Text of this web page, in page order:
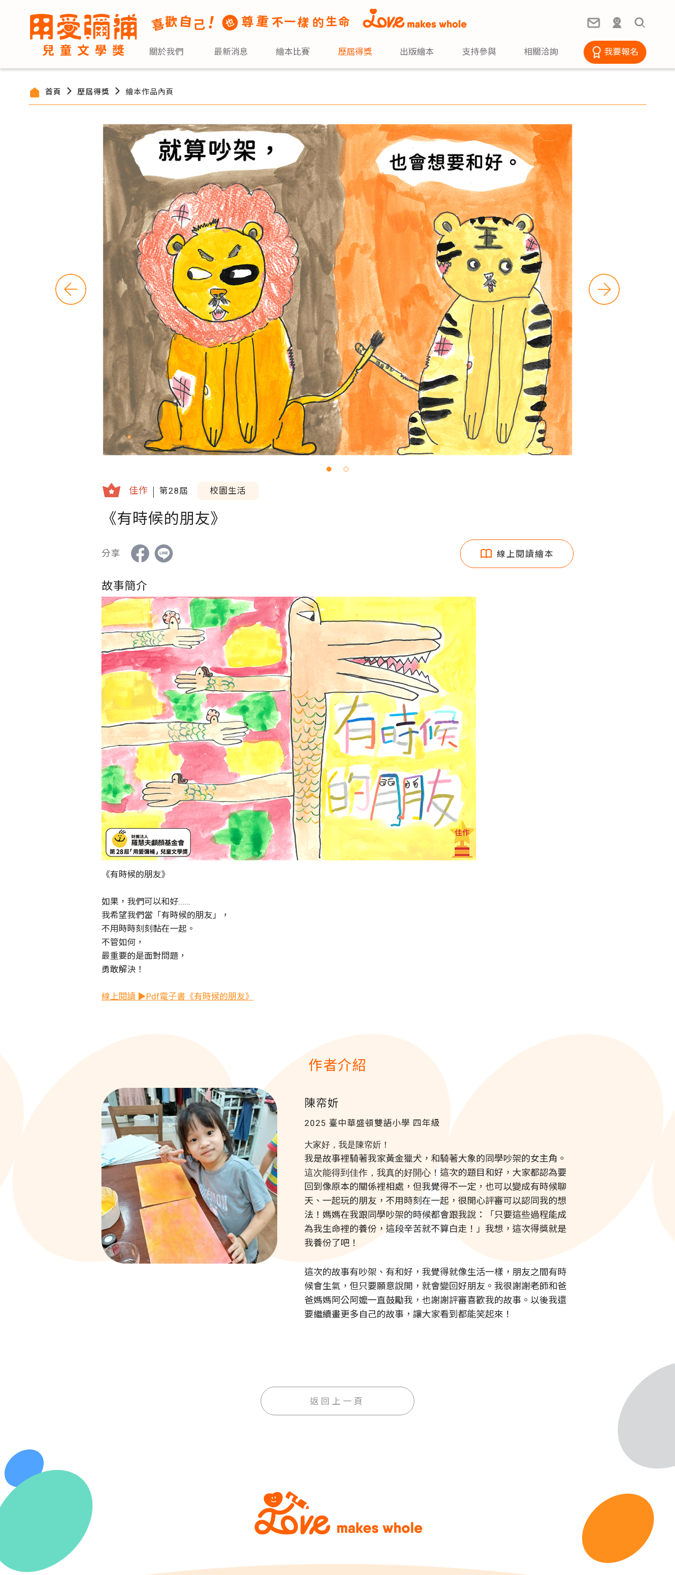
關於我們 最新消息 繪本比賽 歷屆得獎 出版繪本 支持參與 相關洽詢 我要報名
首頁 歷屆得獎 繪本作品內頁
佳作 第28屆 校園生活
《有時候的朋友》
分享 線上閱讀繪本
故事簡介
《有時候的朋友》
如果，我們可以和好......
我希望我們當「有時候的朋友」，
不用時時刻刻黏在一起。
不管如何，
最重要的是面對問題，
勇敢解決！
線上閱讀 ▶Pdf電子書《有時候的朋友》
作者介紹
陳帟妡
2025 臺中華盛頓雙語小學 四年級
大家好，我是陳帟妡！
我是故事裡騎著我家黃金獵犬，和騎著大象的同學吵架的女主角。
這次能得到佳作，我真的好開心！ 這次的題目和好， 大家都認為要
回到像原本的關係裡相處 ， 但我覺得不一定， 也可以變成有時候聊
天、一起玩的朋友， 不用時刻在一起， 很開心評審可以認同我的想
法！ 媽媽在我跟同學吵架的時候都會跟我說：「 只要這些過程能成
為我生命裡的養份， 這段辛苦就不算白走！」 我想， 這次得獎就是
我養份了吧！
這次的故事有吵架、有和好，我覺得就像生活一樣，朋友之間有時
候會生氣，但只要願意說開，就會變回好朋友。 我很謝謝老師和爸
爸媽媽阿公阿嬤一直鼓勵我，也謝謝評審喜歡我的故事。 以後我還
要繼續畫更多自己的故事，讓大家看到都能笑起來！
返回上一頁